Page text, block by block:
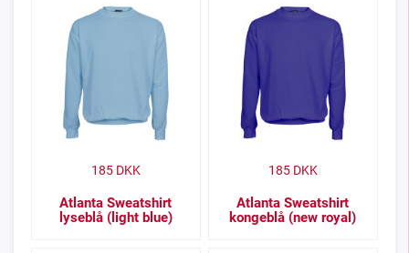
Atlanta Sweatshirt
lyseblå (light blue)
185DKK
Atlanta Sweatshirt
kongeblå (new royal)
185DKK